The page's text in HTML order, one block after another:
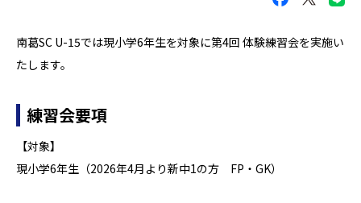
南葛SC U-15では現小学6年生を対象に第4回 体験練習会を実施い
たします。
練習会要項
【対象】
現小学6年生（2026年4月より新中1の方 FP・GK）